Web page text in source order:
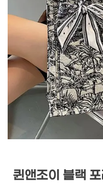
퀸앤조이 블랙